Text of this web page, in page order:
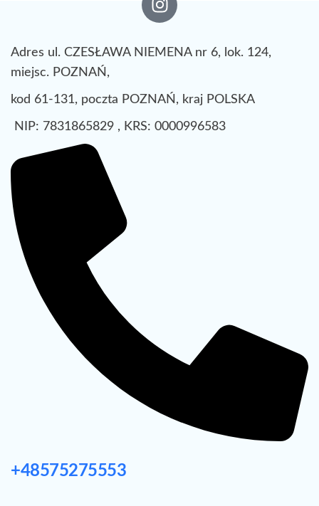
Adres ul. CZESŁAWA NIEMENA nr 6, lok. 124,
miejsc. POZNAŃ,
kod 61-131, poczta POZNAŃ, kraj POLSKA
NIP: 7831865829 , KRS: 0000996583
+48575275553